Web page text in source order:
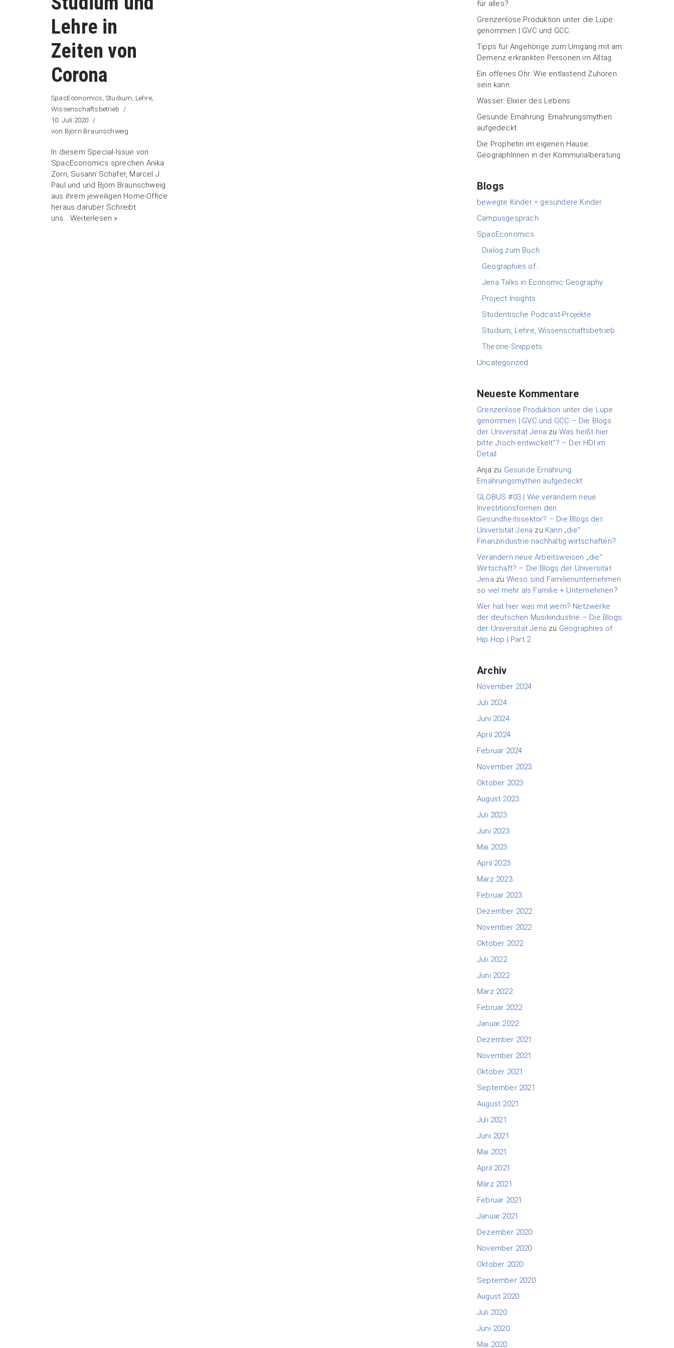
Lehre in
Zeiten von
Corona
SpacEconomics ,Studium, Lehre,
Wissenschaftsbetrieb
10. Juli 2020
von Björn Braunschweig
In diesem Special-Issue von
SpacEconomics sprechen Anika
Zorn, Susann Schäfer, Marcel J.
Paul und und Björn Braunschweig
aus ihrem jeweiligen Home-Office
heraus darüber Schreibt
uns… Weiterlesen »
für alles?
Grenzenlose Produktion unter die Lupe
genommen | GVC und GCC
Tipps für Angehörige zum Umgang mit am
Demenz erkrankten Personen im Alltag
Ein offenes Ohr: Wie entlastend Zuhören
sein kann
Wasser: Elixier des Lebens
Gesunde Ernährung: Ernährungsmythen
aufgedeckt
Die Prophetin im eigenen Hause…
GeographInnen in der Kommunalberatung
Blogs
bewegte Kinder = gesündere Kinder
Campusgespräch
SpacEconomics
Dialog zum Buch
Geographies of…
Jena Talks in Economic Geography
Project Insights
Studentische Podcast-Projekte
Studium, Lehre, Wissenschaftsbetrieb
Theorie-Snippets
Uncategorized
Neueste Kommentare
Grenzenlose Produktion unter die Lupe
genommen | GVC und GCC – Die Blogs
der Universität Jena zu Was heißt hier
bitte „hoch entwickelt“? – Der HDI im
Detail
Anja zu Gesunde Ernährung:
Ernährungsmythen aufgedeckt
GLOBUS #03 | Wie verändern neue
Investitionsformen den
Gesundheitssektor? – Die Blogs der
Universität Jena zu Kann „die“
Finanzindustrie nachhaltig wirtschaften?
Verändern neue Arbeitsweisen „die“
Wirtschaft? – Die Blogs der Universität
Jena zu Wieso sind Familienunternehmen
so viel mehr als Familie + Unternehmen?
Wer hat hier was mit wem? Netzwerke
der deutschen Musikindustrie – Die Blogs
der Universität Jena zu Geographies of…
Hip Hop | Part 2
Archiv
November 2024
Juli 2024
Juni 2024
April 2024
Februar 2024
November 2023
Oktober 2023
August 2023
Juli 2023
Juni 2023
Mai 2023
April 2023
März 2023
Februar 2023
Dezember 2022
November 2022
Oktober 2022
Juli 2022
Juni 2022
März 2022
Februar 2022
Januar 2022
Dezember 2021
November 2021
Oktober 2021
September 2021
August 2021
Juli 2021
Juni 2021
Mai 2021
April 2021
März 2021
Februar 2021
Januar 2021
Dezember 2020
November 2020
Oktober 2020
September 2020
August 2020
Juli 2020
Juni 2020
Mai 2020